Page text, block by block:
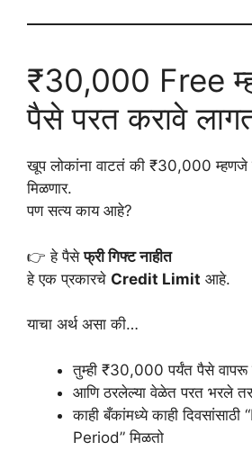
₹30,000 Free
पैसे परत करावे
खूप लोकांना वाटतं की ₹30,000
मिळणार.
पण सत्य काय आहे?
👉 हे पैसेफ्री गिफ्ट नाहीत
हे एक प्रकारचे Credit Limit आहे.
याचा अर्थ असा की…
तुम्ही ₹30,000 पर्यंत पैसे
आणि ठरलेल्या वेळेत परत भरले
काही बँकांमध्ये काही
Period” मिळतो